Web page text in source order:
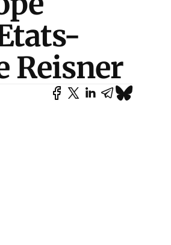
Reisner